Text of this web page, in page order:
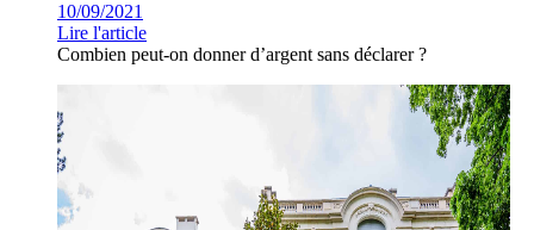
10/09/2021
Lire l'article
Combien peut-on donner d’argent sans déclarer ?